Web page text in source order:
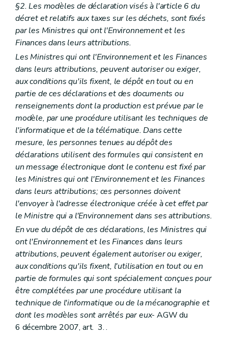
§2. Les modèles de déclaration visés à l'article 6 du
décret et relatifs aux taxes sur les déchets, sont fixés
par les Ministres qui ont l'Environnement et les
Finances dans leurs attributions.
Les Ministres qui ont l'Environnement et les Finances
dans leurs attributions, peuvent autoriser ou exiger,
aux conditions qu'ils fixent, le dépôt en tout ou en
partie de ces déclarations et des documents ou
renseignements dont la production est prévue par le
modèle, par une procédure utilisant les techniques de
l'informatique et de la télématique. Dans cette
mesure, les personnes tenues au dépôt des
déclarations utilisent des formules qui consistent en
un message électronique dont le contenu est fixé par
les Ministres qui ont l'Environnement et les Finances
dans leurs attributions; ces personnes doivent
l'envoyer à l'adresse électronique créée à cet effet par
le Ministre qui a l'Environnement dans ses attributions.
En vue du dépôt de ces déclarations, les Ministres qui
ont l'Environnement et les Finances dans leurs
attributions, peuvent également autoriser ou exiger,
aux conditions qu'ils fixent, l'utilisation en tout ou en
partie de formules qui sont spécialement conçues pour
être complétées par une procédure utilisant la
technique de l'informatique ou de la mécanographie et
dont les modèles sont arrêtés par eux- AGW du
6 décembre 2007, art. 3. .